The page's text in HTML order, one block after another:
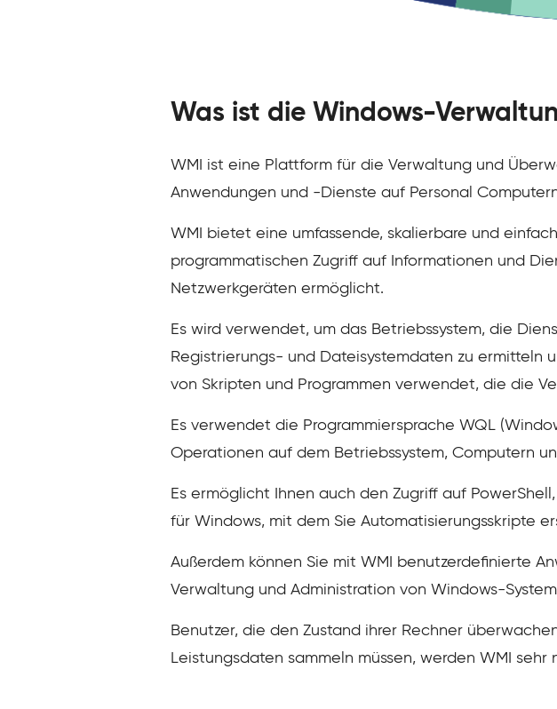
Was ist die Windows-
WMI ist eine Plattform für die Verwaltung und
Anwendungen und -Dienste auf Personal
WMI bietet eine umfassende, skalierbare und
programmatischen Zugriff auf Informationen und
Netzwerkgeräten ermöglicht.
Es wird verwendet, um das Betriebssystem, die
Registrierungs- und Dateisystemdaten zu ermitteln
von Skripten und Programmen verwendet, die die
Es verwendet die Programmiersprache WQL
Operationen auf dem Betriebssystem, Computern
Es ermöglicht Ihnen auch den Zugriff auf
für Windows, mit dem Sie Automatisierungsskripte
Außerdem können Sie mit WMI benutzerdefinierte
Verwaltung und Administration von Windows-
Benutzer, die den Zustand ihrer Rechner
Leistungsdaten sammeln müssen, werden WMI sehr